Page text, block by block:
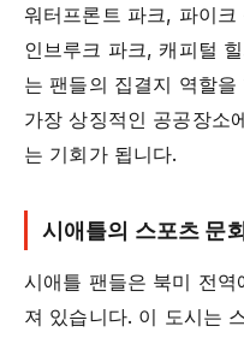
워터프론트 파크, 파이
인브루크 파크, 캐피털
는 팬들의 집결지 역할
가장 상징적인 공공장소
는 기회가 됩니다.
시애틀의 스포츠 문
시애틀 팬들은 북미 전
져 있습니다. 이 도시는